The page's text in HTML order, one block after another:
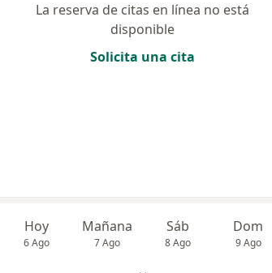
La reserva de citas en línea no está
disponible
Solicita una cita
Hoy
6 Ago
Mañana
7 Ago
Sáb
8 Ago
Dom
9 Ago